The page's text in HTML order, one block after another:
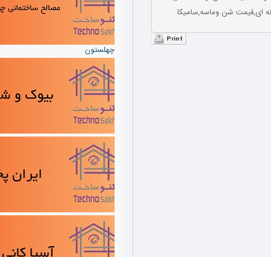
ای,قیمت شن وماسه,سامیکا
Print
چهلستون